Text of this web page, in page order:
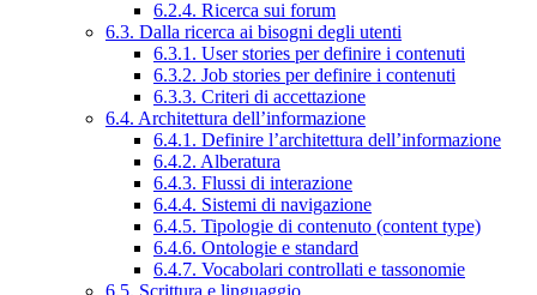
6.2.4. Ricerca sui forum
6.3. Dalla ricerca ai bisogni degli utenti
6.3.1. User stories per definire i contenuti
6.3.2. Job stories per definire i contenuti
6.3.3. Criteri di accettazione
6.4. Architettura dell’informazione
6.4.1. Definire l’architettura dell’informazione
6.4.2. Alberatura
6.4.3. Flussi di interazione
6.4.4. Sistemi di navigazione
6.4.5. Tipologie di contenuto (content type)
6.4.6. Ontologie e standard
6.4.7. Vocabolari controllati e tassonomie
6.5. Scrittura e linguaggio